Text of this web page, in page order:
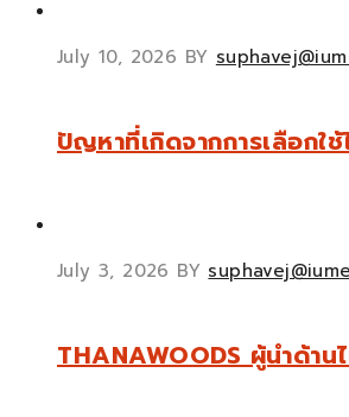
July 10, 2026 BY
ปัญหาที่เกิดจากการเลือกใ
July 3, 2026 BY
THANAWOODS ผู้นำด้า